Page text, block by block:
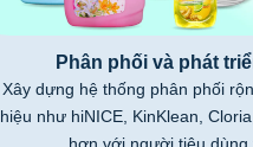
Phân phối và phát
Xây dựng hệ thống phân phối
hiệu như hiNICE, KinKlean,